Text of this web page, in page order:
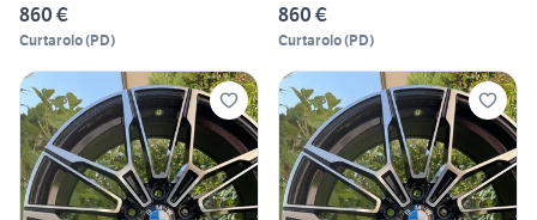
860 €
Curtarolo(PD)
860 €
Curtarolo(PD)